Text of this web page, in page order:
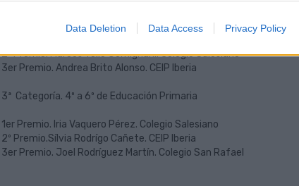
Data Deletion Data Access Privacy Policy
2º Premio. Marcos Tello Gemignani. Colegio Salesiano
3er Premio. Andrea Brito Alonso. CEIP Iberia
3ª Categoría. 4º a 6º de Educación Primaria
1er Premio. Iria Vaquero Pérez. Colegio Salesiano
2º Premio.Sílvia Rodrígo Cañete. CEIP Iberia
3er Premio. Joel Rodríguez Martín. Colegio San Rafael